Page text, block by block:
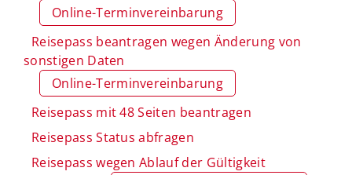
Online-Terminvereinbarung
Reisepass beantragen wegen Änderung von
sonstigen Daten
Online-Terminvereinbarung
Reisepass mit 48 Seiten beantragen
Reisepass Status abfragen
Reisepass wegen Ablauf der Gültigkeit